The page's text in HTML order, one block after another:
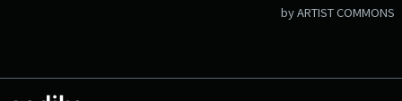
by ARTIST COMMONS